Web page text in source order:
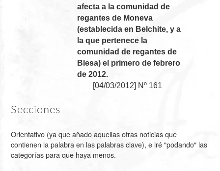
afecta a la comunidad de
regantes de Moneva
(establecida en Belchite, y a
la que pertenece la
comunidad de regantes de
Blesa) el primero de febrero
de 2012.
[04/03/2012] Nº 161
Secciones
Orientativo (ya que añado aquellas otras noticias que
contienen la palabra en las palabras clave), e iré "podando" las
categorías para que haya menos.